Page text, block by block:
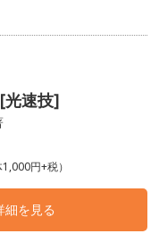
光速技]
円+税）
細を見る